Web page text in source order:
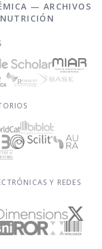
— ARCHIVOS
Y REDES